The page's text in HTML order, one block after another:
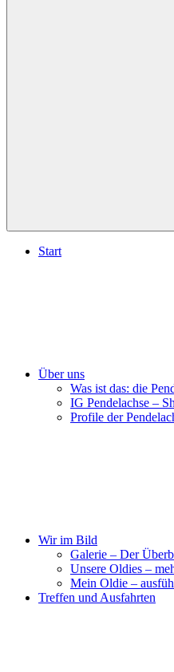
Start
Über uns
Was ist das: die
IG Pendelachse –
Profile der
Wir im Bild
Galerie – Der
Unsere Oldies –
Mein Oldie –
Treffen und Ausfahrten